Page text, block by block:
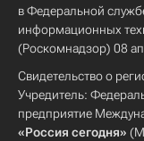
в Федеральной
информационных
(Роскомнадзор) 08
Свидетельство о
Учредитель:
предприятие
«Россия сегодня»